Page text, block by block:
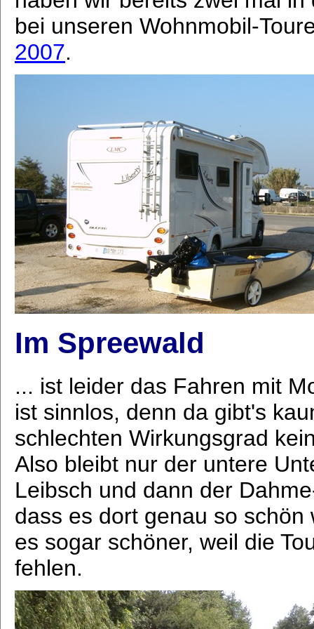
bei unseren Wohnmobil-
2007.
Im Spreewald
... ist leider das Fahren mit
ist sinnlos, denn da gibt's
schlechten Wirkungsgrad
Also bleibt nur der untere
Leibsch und dann der
dass es dort genau so
es sogar schöner, weil die
fehlen.